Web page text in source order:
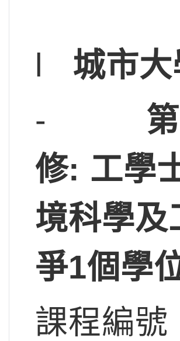
l 城市大
-
修: 工學
境科學
爭1個學
課程編號